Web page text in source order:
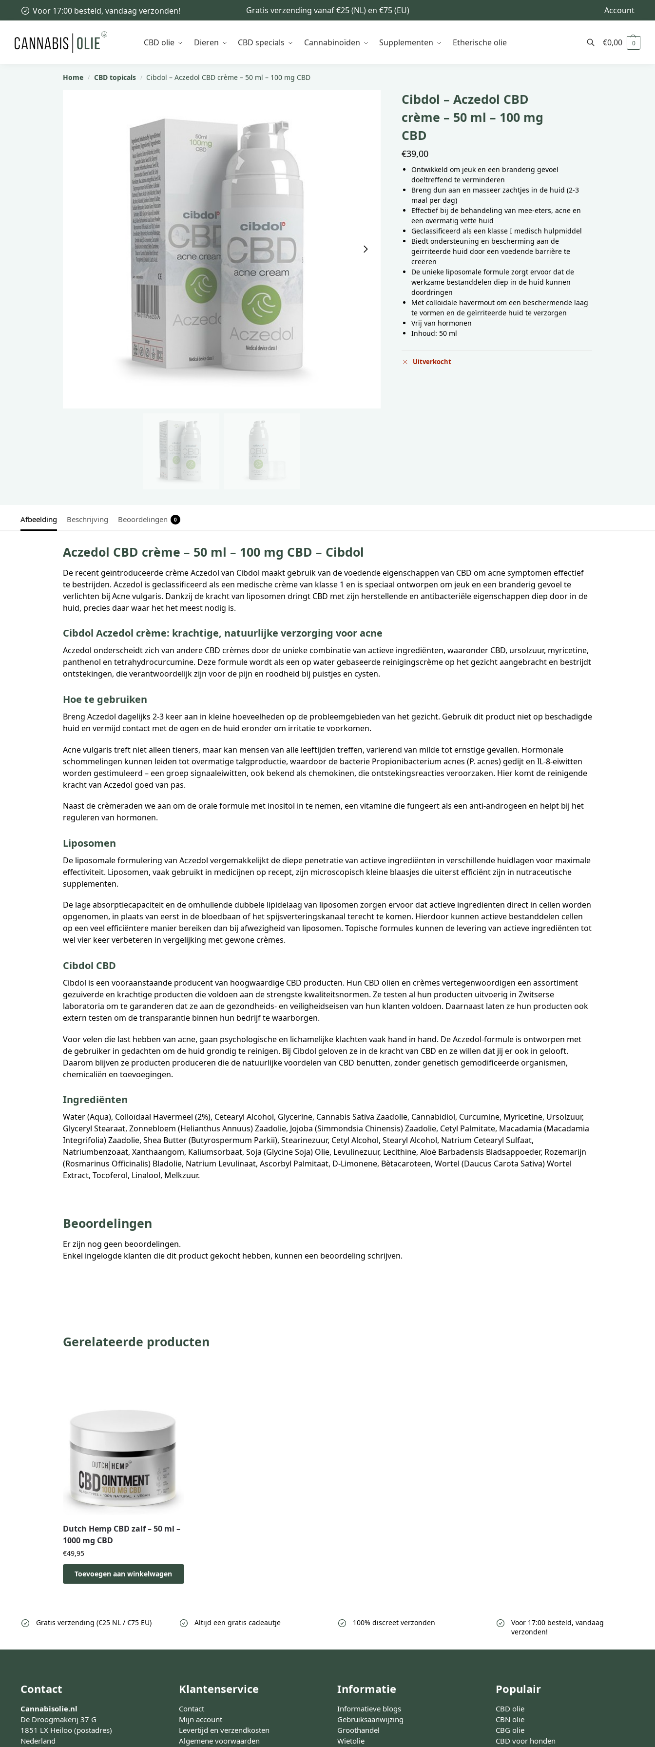
Voor 17:00 besteld, vandaag verzonden! Gratis verzending vanaf €25 (NL) en €75 (EU) Account
CBD olie Dieren CBD specials Cannabinoïden Supplementen Etherische olie
Recent toegevoegd
€0,00 0
Home / CBD topicals / Cibdol – Aczedol CBD crème – 50 ml – 100 mg CBD
Cibdol – Aczedol CBD
crème – 50 ml – 100 mg
CBD
€39,00
Ontwikkeld om jeuk en een branderig gevoel
doeltreffend te verminderen
Breng dun aan en masseer zachtjes in de huid (2-3
maal per dag)
Effectief bij de behandeling van mee-eters, acne en
een overmatig vette huid
Geclassificeerd als een klasse I medisch hulpmiddel
Biedt ondersteuning en bescherming aan de
geïrriteerde huid door een voedende barrière te
creëren
De unieke liposomale formule zorgt ervoor dat de
werkzame bestanddelen diep in de huid kunnen
doordringen
Met colloïdale havermout om een beschermende laag
te vormen en de geïrriteerde huid te verzorgen
Vrij van hormonen
Inhoud: 50 ml
Uitverkocht
Afbeelding Beschrijving Beoordelingen 0
Aczedol CBD crème – 50 ml – 100 mg CBD – Cibdol
De recent geïntroduceerde crème Aczedol van Cibdol maakt gebruik van de voedende eigenschappen van CBD om acne symptomen effectief
te bestrijden. Aczedol is geclassificeerd als een medische crème van klasse 1 en is speciaal ontworpen om jeuk en een branderig gevoel te
verlichten bij Acne vulgaris. Dankzij de kracht van liposomen dringt CBD met zijn herstellende en antibacteriële eigenschappen diep door in de
huid, precies daar waar het het meest nodig is.
Cibdol Aczedol crème: krachtige, natuurlijke verzorging voor acne
Aczedol onderscheidt zich van andere CBD crèmes door de unieke combinatie van actieve ingrediënten, waaronder CBD, ursolzuur, myricetine,
panthenol en tetrahydrocurcumine. Deze formule wordt als een op water gebaseerde reinigingscrème op het gezicht aangebracht en bestrijdt
ontstekingen, die verantwoordelijk zijn voor de pijn en roodheid bij puistjes en cysten.
Hoe te gebruiken
Breng Aczedol dagelijks 2-3 keer aan in kleine hoeveelheden op de probleemgebieden van het gezicht. Gebruik dit product niet op beschadigde
huid en vermijd contact met de ogen en de huid eronder om irritatie te voorkomen.
Acne vulgaris treft niet alleen tieners, maar kan mensen van alle leeftijden treffen, variërend van milde tot ernstige gevallen. Hormonale
schommelingen kunnen leiden tot overmatige talgproductie, waardoor de bacterie Propionibacterium acnes (P. acnes) gedijt en IL-8-eiwitten
worden gestimuleerd – een groep signaaleiwitten, ook bekend als chemokinen, die ontstekingsreacties veroorzaken. Hier komt de reinigende
kracht van Aczedol goed van pas.
Naast de crèmeraden we aan om de orale formule met inositol in te nemen, een vitamine die fungeert als een anti-androgeen en helpt bij het
reguleren van hormonen.
Liposomen
De liposomale formulering van Aczedol vergemakkelijkt de diepe penetratie van actieve ingrediënten in verschillende huidlagen voor maximale
effectiviteit. Liposomen, vaak gebruikt in medicijnen op recept, zijn microscopisch kleine blaasjes die uiterst efficiënt zijn in nutraceutische
supplementen.
De lage absorptiecapaciteit en de omhullende dubbele lipidelaag van liposomen zorgen ervoor dat actieve ingrediënten direct in cellen worden
opgenomen, in plaats van eerst in de bloedbaan of het spijsverteringskanaal terecht te komen. Hierdoor kunnen actieve bestanddelen cellen
op een veel efficiëntere manier bereiken dan bij afwezigheid van liposomen. Topische formules kunnen de levering van actieve ingrediënten tot
wel vier keer verbeteren in vergelijking met gewone crèmes.
Cibdol CBD
Cibdol is een vooraanstaande producent van hoogwaardige CBD producten. Hun CBD oliën en crèmes vertegenwoordigen een assortiment
gezuiverde en krachtige producten die voldoen aan de strengste kwaliteitsnormen. Ze testen al hun producten uitvoerig in Zwitserse
laboratoria om te garanderen dat ze aan de gezondheids- en veiligheidseisen van hun klanten voldoen. Daarnaast laten ze hun producten ook
extern testen om de transparantie binnen hun bedrijf te waarborgen.
Voor velen die last hebben van acne, gaan psychologische en lichamelijke klachten vaak hand in hand. De Aczedol-formule is ontworpen met
de gebruiker in gedachten om de huid grondig te reinigen. Bij Cibdol geloven ze in de kracht van CBD en ze willen dat jij er ook in gelooft.
Daarom blijven ze producten produceren die de natuurlijke voordelen van CBD benutten, zonder genetisch gemodificeerde organismen,
chemicaliën en toevoegingen.
Ingrediënten
Water (Aqua), Colloïdaal Havermeel (2%), Cetearyl Alcohol, Glycerine, Cannabis Sativa Zaadolie, Cannabidiol, Curcumine, Myricetine, Ursolzuur,
Glyceryl Stearaat, Zonnebloem (Helianthus Annuus) Zaadolie, Jojoba (Simmondsia Chinensis) Zaadolie, Cetyl Palmitate, Macadamia (Macadamia
Integrifolia) Zaadolie, Shea Butter (Butyrospermum Parkii), Stearinezuur, Cetyl Alcohol, Stearyl Alcohol, Natrium Cetearyl Sulfaat,
Natriumbenzoaat, Xanthaangom, Kaliumsorbaat, Soja (Glycine Soja) Olie, Levulinezuur, Lecithine, Aloë Barbadensis Bladsappoeder, Rozemarijn
(Rosmarinus Officinalis) Bladolie, Natrium Levulinaat, Ascorbyl Palmitaat, D-Limonene, Bètacaroteen, Wortel (Daucus Carota Sativa) Wortel
Extract, Tocoferol, Linalool, Melkzuur.
Beoordelingen
Er zijn nog geen beoordelingen.
Enkel ingelogde klanten die dit product gekocht hebben, kunnen een beoordeling schrijven.
Gerelateerde producten
Dutch Hemp CBD zalf – 50 ml –
1000 mg CBD
€49,95
Toevoegen aan winkelwagen
Gratis verzending (€25 NL / €75 EU) Altijd een gratis cadeautje 100% discreet verzonden
Voor 17:00 besteld, vandaag
verzonden!
Contact
Cannabisolie.nl
De Droogmakerij 37 G
1851 LX Heiloo (postadres)
Nederland
Klantenservice
Contact
Mijn account
Levertijd en verzendkosten
Algemene voorwaarden
Informatie
Informatieve blogs
Gebruiksaanwijzing
Groothandel
Wietolie
Populair
CBD olie
CBN olie
CBG olie
CBD voor honden